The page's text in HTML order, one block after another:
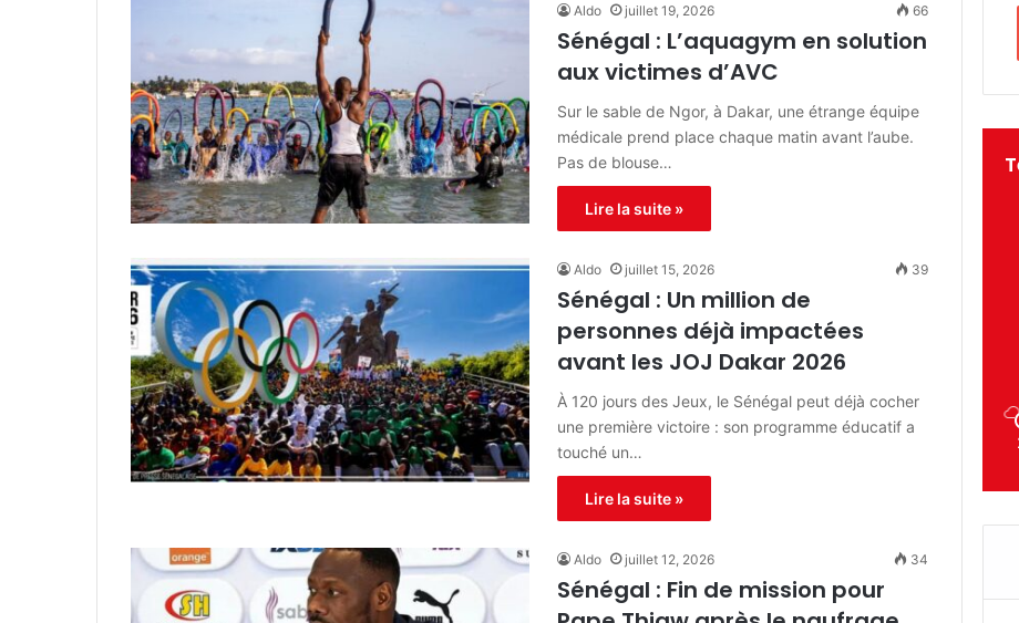
Aldo juillet 19, 2026 66
Sénégal : L’aquagym en solution
aux victimes d’AVC‎
Sur le sable de Ngor, à Dakar, une étrange équipe
médicale prend place chaque matin avant l’aube.
Pas de blouse…
Lire la suite »
Aldo juillet 15, 2026 39
Sénégal : Un million de
personnes déjà impactées
avant les JOJ Dakar 2026
À 120 jours des Jeux, le Sénégal peut déjà cocher
une première victoire : son programme éducatif a
touché un…
Lire la suite »
Aldo juillet 12, 2026 34
Sénégal : Fin de mission pour